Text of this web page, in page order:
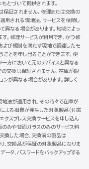
とづいて提供されます。
証されません。修理または交換の
用される現地法、サービスを依頼し
なる場合があります。地域によっ
。修理サービスが利用でき、かつ修
び規制を満たす現地で調達したモ
とを申し出ることができます。使
方において元のデバイスと異なる
交換は保証されません。在庫が限
ンが異なる場合があります。詳しく
地法が適用され、その時々で在庫が
よる損傷が発生した対象製品（付属
クスプレス交換サービスを申し込ん
のみや背面ガラスのみのサービス料
換した場合、交換前の製品は
交換品が保証の対象製品になりま
ータ、パスワードをバックアップする